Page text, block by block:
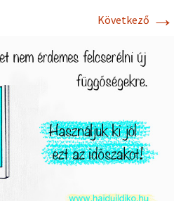
Következő →